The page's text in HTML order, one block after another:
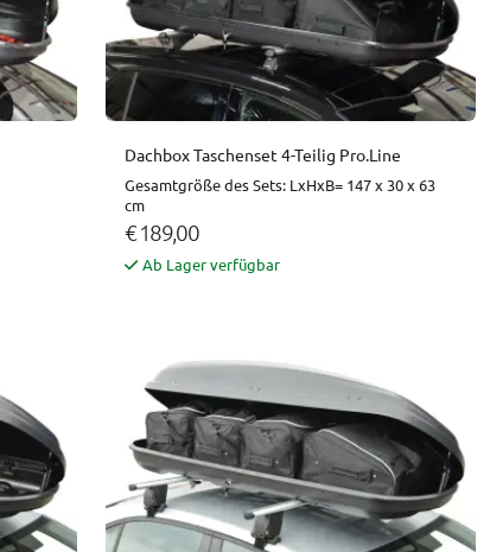
Dachbox Taschenset 4-Teilig Pro.Line
Gesamtgröße des Sets: LxHxB= 147 x 30 x 63
cm
€ 189,00
Ab Lager verfügbar